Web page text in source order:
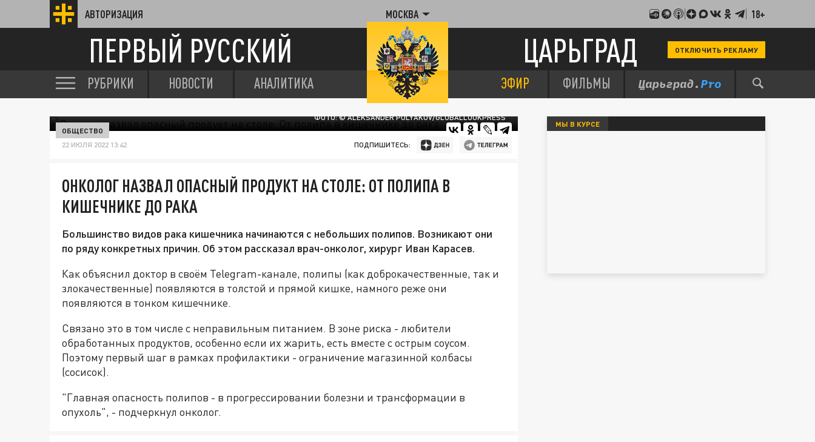
АВТОРИЗАЦИЯ МОСКВА 18+
ПЕРВЫЙ РУССКИЙ ЦАРЬГРАД ОТКЛЮЧИТЬ РЕКЛАМУ
РУБРИКИ НОВОСТИ АНАЛИТИКА ЭФИР ФИЛЬМЫ
ФОТО: © ALEKSANDER POLYAKOV/GLOBALLOOKPRESS
ОБЩЕСТВО
22 ИЮЛЯ 2022 13:42 ПОДПИШИТЕСЬ:
ОНКОЛОГ НАЗВАЛ ОПАСНЫЙ ПРОДУКТ НА СТОЛЕ: ОТ ПОЛИПА В
КИШЕЧНИКЕ ДО РАКА
Большинство видов рака кишечника начинаются с небольших полипов. Возникают они
по ряду конкретных причин. Об этом рассказал врач-онколог, хирург Иван Карасев.
Как объяснил доктор в своём Telegram-канале, полипы (как доброкачественные, так и
злокачественные) появляются в толстой и прямой кишке, намного реже они
появляются в тонком кишечнике.
Связано это в том числе с неправильным питанием. В зоне риска - любители
обработанных продуктов, особенно если их жарить, есть вместе с острым соусом.
Поэтому первый шаг в рамках профилактики - ограничение магазинной колбасы
(сосисок).
"Главная опасность полипов - в прогрессировании болезни и трансформации в
опухоль", - подчеркнул онколог.
МЫ В КУРСЕ